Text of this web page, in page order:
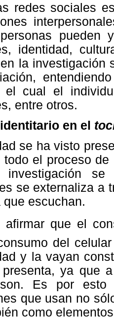
redes sociales
pueden
identidad,
la investigación
el cual el
entre otros.
en el
se ha visto
todo el proceso
investigación
se externaliza a
que escuchan.
afirmar que el
del
y la vayan
ya que
Es por
que usan no
como